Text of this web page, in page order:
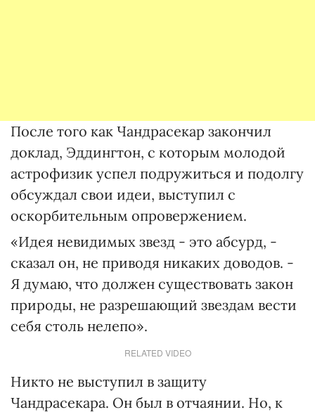
После того как Чандрасекар закончил
доклад, Эддингтон, с которым молодой
астрофизик успел подружиться и подолгу
обсуждал свои идеи, выступил с
оскорбительным опровержением.
«Идея невидимых звезд - это абсурд, -
сказал он, не приводя никаких доводов. -
Я думаю, что должен существовать закон
природы, не разрешающий звездам вести
себя столь нелепо».
RELATED VIDEO
Никто не выступил в защиту
Чандрасекара. Он был в отчаянии. Но, к